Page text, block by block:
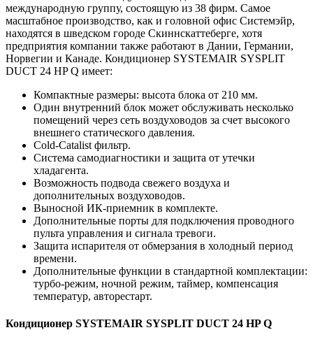
международную группу, состоящую из 38 фирм. Самое
масштабное производство, как и головной офис Системэйр,
находятся в шведском городе Скиннскаттеберге, хотя
предприятия компании также работают в Дании, Германии,
Норвегии и Канаде. Кондиционер SYSTEMAIR SYSPLIT
DUCT 24 HP Q имеет:
Компактные размеры: высота блока от 210 мм.
Один внутренний блок может обслуживать несколько
помещений через сеть воздуховодов за счет высокого
внешнего статического давления.
Cold-Catalist фильтр.
Система самодиагностики и защита от утечки
хладагента.
Возможность подвода свежего воздуха и
дополнительных воздуховодов.
Выносной ИК-приемник в комплекте.
Дополнительные порты для подключения проводного
пульта управления и сигнала тревоги.
Защита испарителя от обмерзания в холодный период
времени.
Дополнительные функции в стандартной комплектации:
турбо-режим, ночной режим, таймер, компенсация
температур, авторестарт.
Кондиционер SYSTEMAIR SYSPLIT DUCT 24 HP Q